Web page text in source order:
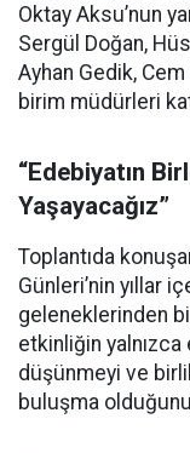
Oktay Aksu’nun
Sergül Doğan,
Ayhan Gedik,
birim müdürleri
“Edebiyatın
Yaşayacağız”
Toplantıda
Günleri’nin yıllar
geleneklerinden
etkinliğin yalnızca
düşünmeyi ve
buluşma